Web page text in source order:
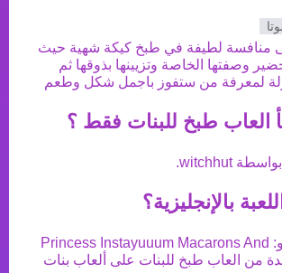
منافسة لطيفة في طبخ كيكة شهية حيث
وصفتها الخاصة وتزيينها بذوقها ثم
لمعرفة من ستفوز باجمل شكل وطعم
العاب طبخ للبنات فقط ؟
بواسطةwitchhut
.
بالإنجليزية؟
Princess Instayuuum Macarons And
من العاب طبخ للبنات على ألعاب بنات